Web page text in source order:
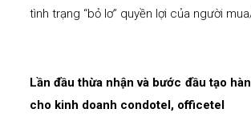
tình trạng “bỏ lơ” quyền lợi của người
Lần đầu thừa nhận và bước đầu tạo
cho kinh doanh condotel, officetel